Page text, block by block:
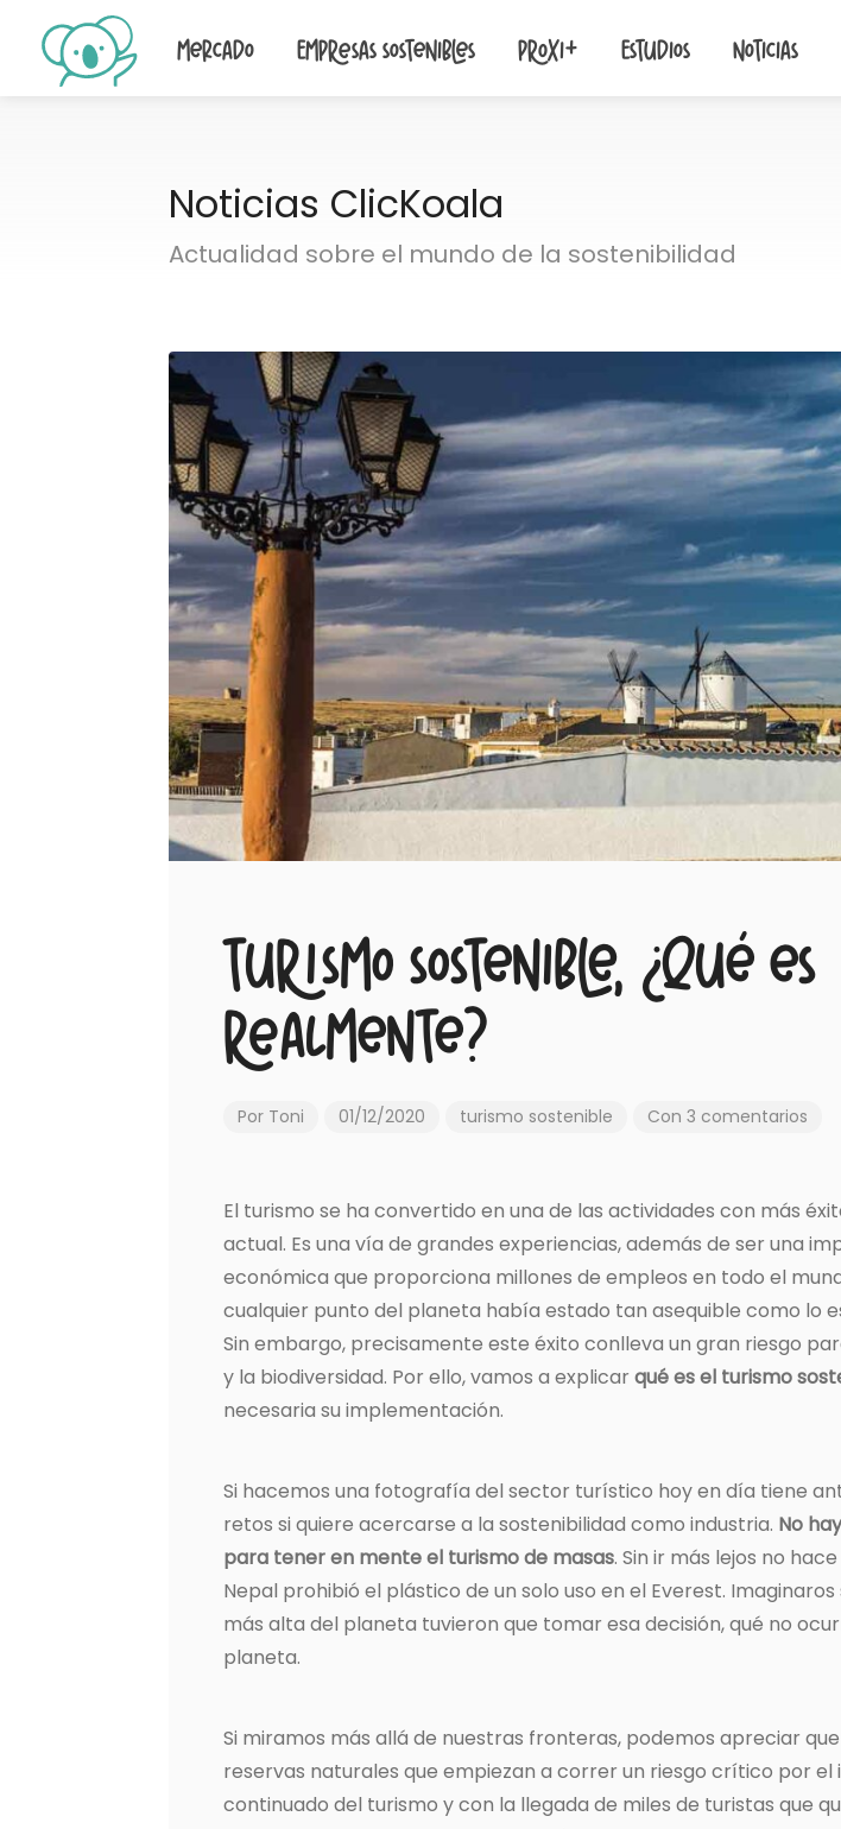
Mercado Empresas sostenibles Proxi+ Estudios Noticias
Noticias ClicKoala
Actualidad sobre el mundo de la sostenibilidad
Turismo sostenible, ¿qué es
realmente?
Por Toni 01/12/2020 turismo sostenible Con 3 comentarios
El turismo se ha convertido en una de las actividades con más
actual. Es una vía de grandes experiencias, además de ser una
económica que proporciona millones de empleos en todo el
cualquier punto del planeta había estado tan asequible como lo
Sin embargo, precisamente este éxito conlleva un gran riesgo
y la biodiversidad. Por ello, vamos a explicar qué es el turismo
necesaria su implementación.
Si hacemos una fotografía del sector turístico hoy en día tiene
retos si quiere acercarse a la sostenibilidad como industria. No
para tener en mente el turismo de masas. Sin ir más lejos no
Nepal prohibió el plástico de un solo uso en el Everest.
más alta del planeta tuvieron que tomar esa decisión, qué no
planeta.
Si miramos más allá de nuestras fronteras, podemos apreciar
reservas naturales que empiezan a correr un riesgo crítico por
continuado del turismo y con la llegada de miles de turistas que